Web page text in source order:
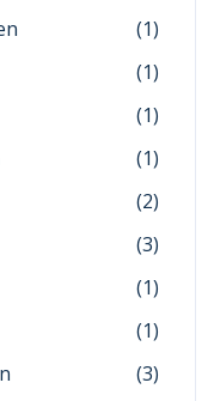
(1)
(1)
(1)
(1)
(2)
(3)
(1)
(1)
(3)